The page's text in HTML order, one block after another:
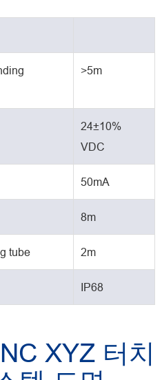
>5m
24±10%
VDC
50mA
8m
tube 2m
IP68
XYZ 터치